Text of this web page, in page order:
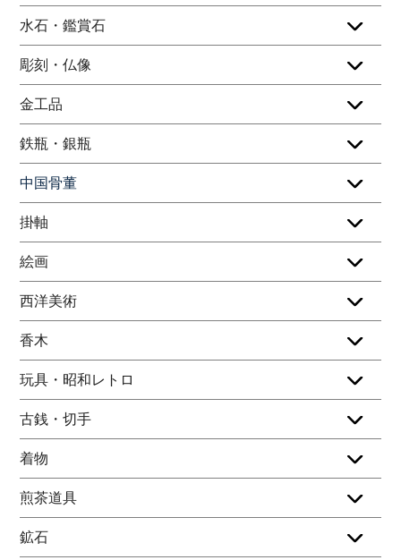
水石・鑑賞石
彫刻・仏像
金工品
鉄瓶・銀瓶
中国骨董
掛軸
絵画
西洋美術
香木
玩具・昭和レトロ
古銭・切手
着物
煎茶道具
鉱石